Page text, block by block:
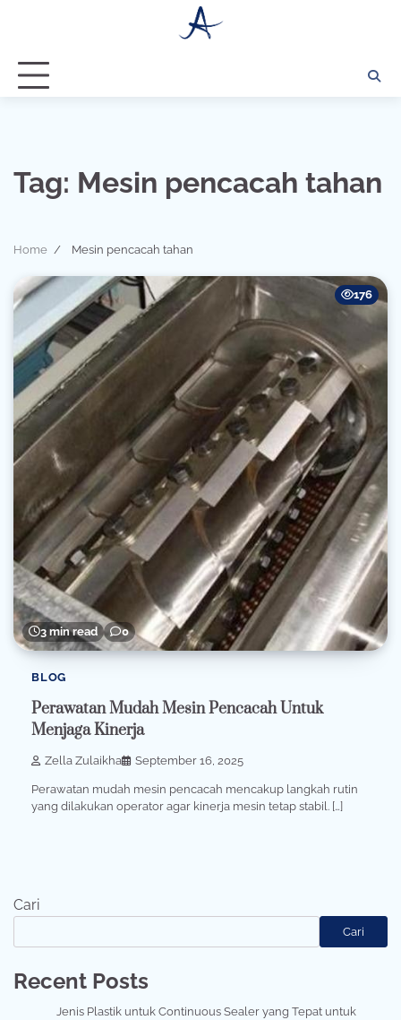
Tag: Mesin pencacah tahan
Home Mesin pencacah tahan
3 min read 0
176
BLOG
Perawatan Mudah Mesin Pencacah Untuk
Menjaga Kinerja
Zella Zulaikha September 16, 2025
Perawatan mudah mesin pencacah mencakup langkah rutin
yang dilakukan operator agar kinerja mesin tetap stabil. […]
Cari
Cari
Recent Posts
Jenis Plastik untuk Continuous Sealer yang Tepat untuk